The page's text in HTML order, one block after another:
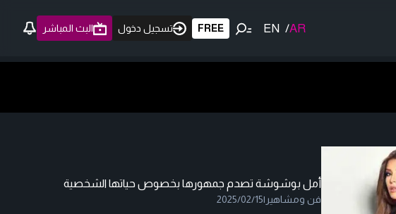
AR
/
EN
FREE تسجيل دخول البث المباشر
أمل بوشوشة تصدم جمهورها بخصوص حياتها الشخصية
فن ومشاهير |
2025/02/15